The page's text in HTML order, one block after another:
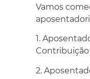
Vamos
1.
Contribuição
2.